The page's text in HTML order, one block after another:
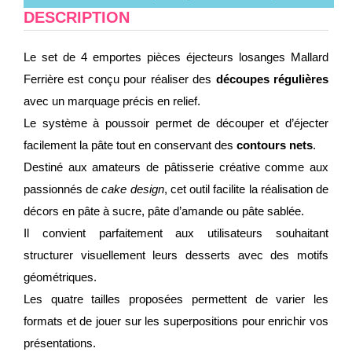
DESCRIPTION
Le set de 4 emportes pièces éjecteurs losanges Mallard
Ferrière est conçu pour réaliser des découpes régulières
avec un marquage précis en relief.
Le système à poussoir permet de découper et d’éjecter
facilement la pâte tout en conservant des contours nets.
Destiné aux amateurs de pâtisserie créative comme aux
passionnés decake design, cet outil facilite la réalisation de
décors en pâte à sucre, pâte d’amande ou pâte sablée.
Il convient parfaitement aux utilisateurs souhaitant
structurer visuellement leurs desserts avec des motifs
géométriques.
Les quatre tailles proposées permettent de varier les
formats et de jouer sur les superpositions pour enrichir vos
présentations.